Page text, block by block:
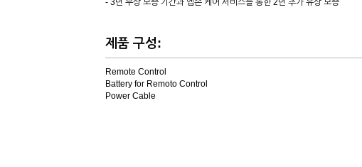
- 3년 무상 보증 기간과 엡손 케어 서비스를 통한 2년 추가 유상 보증
제품 구성:
Remote Control
Battery for Remoto Control
Power Cable